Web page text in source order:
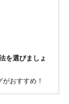
を選びましょ
おすすめ！